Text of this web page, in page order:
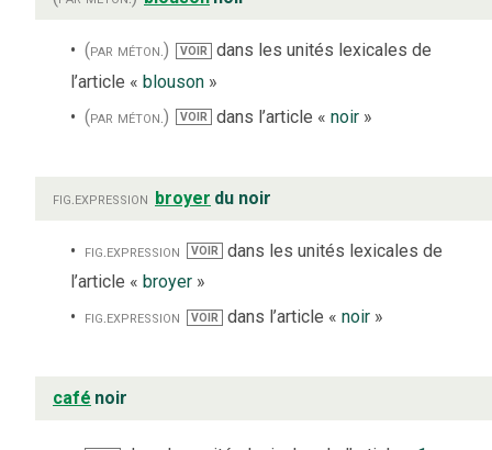
(par méton.) VOIR dans les unités lexicales de
l’article « blouson »
(par méton.)
VOIR dans l’article « noir»
fig. expression broyer du noir
fig. expression VOIR
dans les unités lexicales de
l’article « broyer »
fig.expression VOIR dans l’article « noir»
café noir